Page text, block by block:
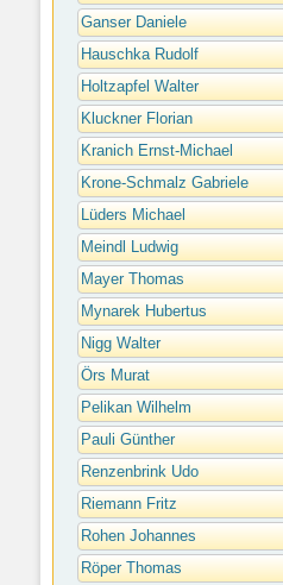
Ganser Daniele
Hauschka Rudolf
Holtzapfel Walter
Kluckner Florian
Kranich Ernst-Michael
Krone-Schmalz Gabriele
Lüders Michael
Meindl Ludwig
Mayer Thomas
Mynarek Hubertus
Nigg Walter
Örs Murat
Pelikan Wilhelm
Pauli Günther
Renzenbrink Udo
Riemann Fritz
Rohen Johannes
Röper Thomas